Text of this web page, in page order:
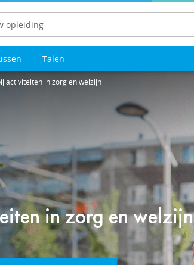
Zoeken
Talen
activiteiten in zorg en welzijn
in zorg en welzijn